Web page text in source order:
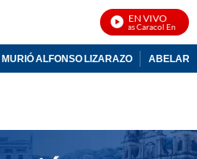
EN VIVO
Noticias Caracol En Vivo
MURIÓ ALFONSO LIZARAZO